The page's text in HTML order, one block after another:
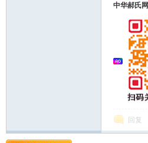
中华郝氏网
回复